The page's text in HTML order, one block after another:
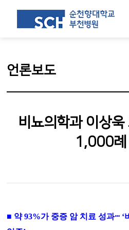
언론보도
비뇨의학과 이상
1,000례
■ 약93%가 중증 암 치료 성과ⵈ ‘